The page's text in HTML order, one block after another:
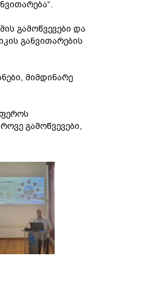
გამოწვევები და
განვითარების
მიმდინარე
გამოწვევები,